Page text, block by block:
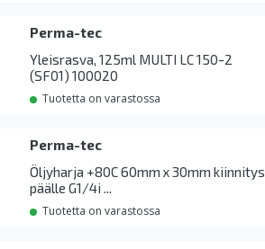
Perma-tec
Yleisrasva, 125ml MULTI LC 150-2
(SF01) 100020
Tuotetta on varastossa
Perma-tec
Öljyharja +80C 60mm x 30mm kiinnitys
päälle G1/4i ...
Tuotetta on varastossa